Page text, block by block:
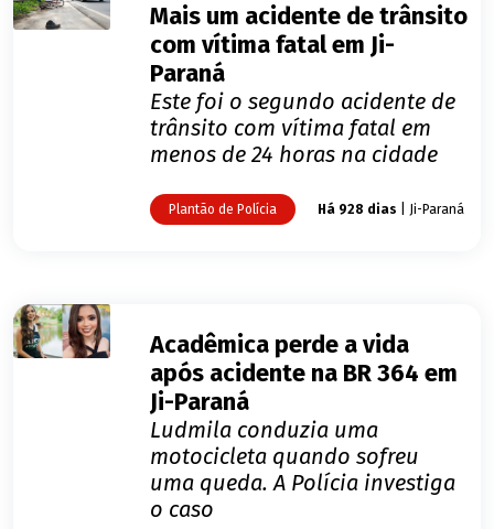
Mais um acidente de trânsito
com vítima fatal em Ji-
Paraná
Este foi o segundo acidente de
trânsito com vítima fatal em
menos de 24 horas na cidade
Plantão de Polícia Há 928 dias | Ji-Paraná
Acadêmica perde a vida
após acidente na BR 364 em
Ji-Paraná
Ludmila conduzia uma
motocicleta quando sofreu
uma queda. A Polícia investiga
o caso